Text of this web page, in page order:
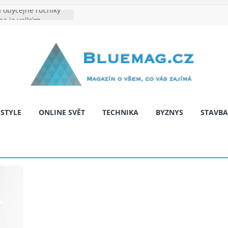
obyčejné ručníky
Na co myslet, aby
pár let nepřekvapila
bariér: když auto
ONLINE SVĚT TECHNIKA BYZNYS STAVBA